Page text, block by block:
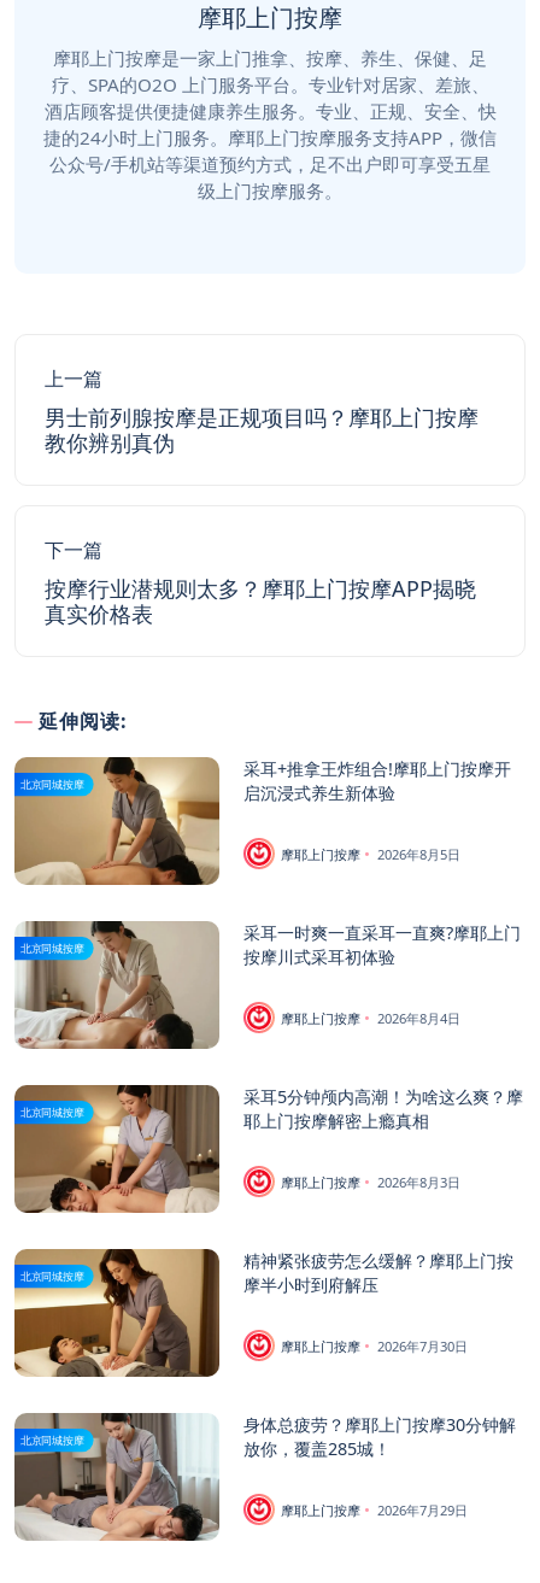
摩耶上门按摩
摩耶上门按摩是一家上门推拿、按摩、养生、保健、足
疗、SPA的O2O 上门服务平台。专业针对居家、差旅、
酒店顾客提供便捷健康养生服务。专业、正规、安全、快
捷的24小时上门服务。摩耶上门按摩服务支持APP，微信
公众号/手机站等渠道预约方式，足不出户即可享受五星
级上门按摩服务。
上一篇
男士前列腺按摩是正规项目吗？摩耶上门按摩
教你辨别真伪
下一篇
按摩行业潜规则太多？摩耶上门按摩APP揭晓
真实价格表
延伸阅读:
北京同城按摩
采耳+推拿王炸组合!摩耶上门按摩开
启沉浸式养生新体验
摩耶上门按摩 2026年8月5日
北京同城按摩
采耳一时爽一直采耳一直爽?摩耶上门
按摩川式采耳初体验
摩耶上门按摩 2026年8月4日
北京同城按摩
采耳5分钟颅内高潮！为啥这么爽？摩
耶上门按摩解密上瘾真相
摩耶上门按摩 2026年8月3日
北京同城按摩
精神紧张疲劳怎么缓解？摩耶上门按
摩半小时到府解压
摩耶上门按摩 2026年7月30日
北京同城按摩
身体总疲劳？摩耶上门按摩30分钟解
放你，覆盖285城！
摩耶上门按摩 2026年7月29日